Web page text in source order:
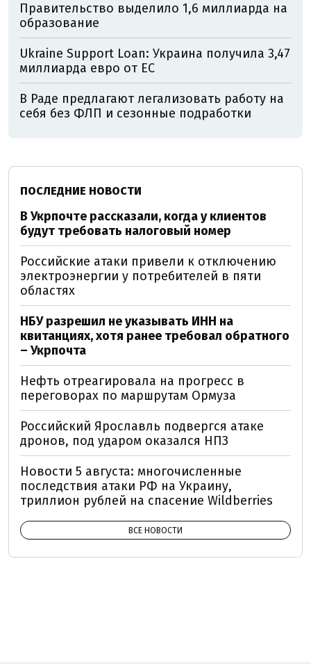
Правительство выделило 1,6 миллиарда на
образование
Ukraine Support Loan: Украина получила 3,47
миллиарда евро от ЕС
В Раде предлагают легализовать работу на
себя без ФЛП и сезонные подработки
ПОСЛЕДНИЕ НОВОСТИ
В Укрпочте рассказали, когда у клиентов
будут требовать налоговый номер
Российские атаки привели к отключению
электроэнергии у потребителей в пяти
областях
НБУ разрешил не указывать ИНН на
квитанциях, хотя ранее требовал обратного
– Укрпочта
Нефть отреагировала на прогресс в
переговорах по маршрутам Ормуза
Российский Ярославль подвергся атаке
дронов, под ударом оказался НПЗ
Новости 5 августа: многочисленные
последствия атаки РФ на Украину,
триллион рублей на спасение Wildberries
ВСЕ НОВОСТИ